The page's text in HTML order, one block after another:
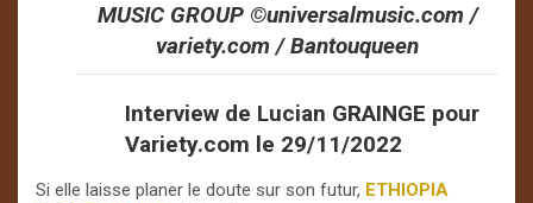
MUSIC GROUP ©️universalmusic.com /
variety.com / Bantouqueen
Interview de Lucian GRAINGE pour
Variety.com le 29/11/2022
Si elle laisse planer le doute sur son futur, ETHIOPIA